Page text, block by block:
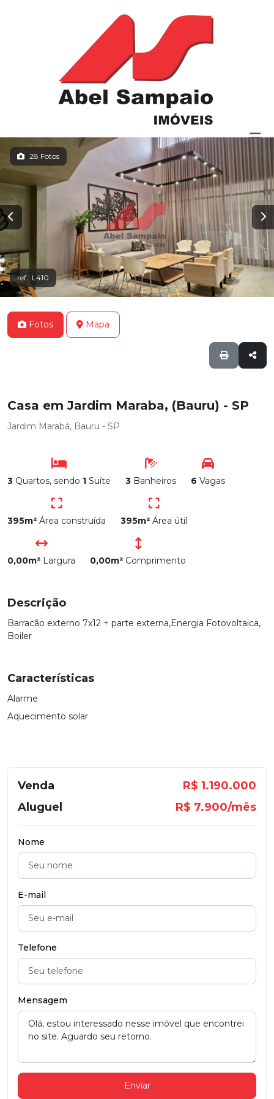
28 Fotos
ref.: L410
Fotos Mapa
Casa em Jardim Maraba, (Bauru) - SP
Jardim Marabá, Bauru - SP
3 Quartos, sendo 1 Suíte 3 Banheiros 6 Vagas
395m² Área construída 395m² Área útil
0,00m² Largura 0,00m² Comprimento
Descrição
Barracão externo 7x12 + parte externa,Energia Fotovoltaica,
Boiler
Características
Alarme
Aquecimento solar
Venda
R$ 1.190.000
Aluguel
R$ 7.900/mês
Nome
E-mail
Telefone
Mensagem
Enviar